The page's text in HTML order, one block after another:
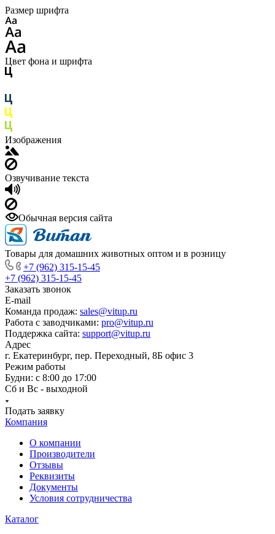
Размер шрифта
Цвет фона и шрифта
Изображения
Озвучивание текста
Обычная версия сайта
Товары для домашних животных оптом и в розницу
+7 (962) 315-15-45
+7 (962) 315-15-45
Заказать звонок
E-mail
Команда продаж: sales@vitup.ru
Работа с заводчиками: pro@vitup.ru
Поддержка сайта: support@vitup.ru
Адрес
г. Екатеринбург, пер. Переходный, 8Б офис 3
Режим работы
Будни: с 8:00 до 17:00
Сб и Вс - выходной
Подать заявку
Компания
О компании
Производители
Отзывы
Реквизиты
Документы
Условия сотрудничества
Каталог